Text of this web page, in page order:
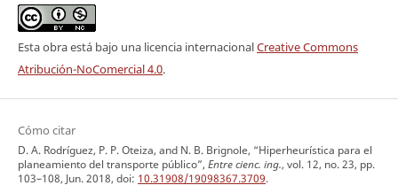
Esta obra está bajo una licencia internacionalCreative Commons
Atribución-NoComercial 4.0.
Cómo citar
D. A. Rodríguez, P. P. Oteiza, and N. B. Brignole, “Hiperheurística para el
planeamiento del transporte público”, Entre cienc. ing., vol. 12, no. 23, pp.
103–108, Jun. 2018, doi: 10.31908/19098367.3709.